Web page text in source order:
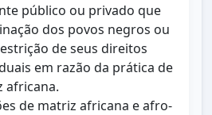
público ou privado que
dos povos negros ou
de seus direitos
em razão da prática de
africana.
de matriz africana e afro-